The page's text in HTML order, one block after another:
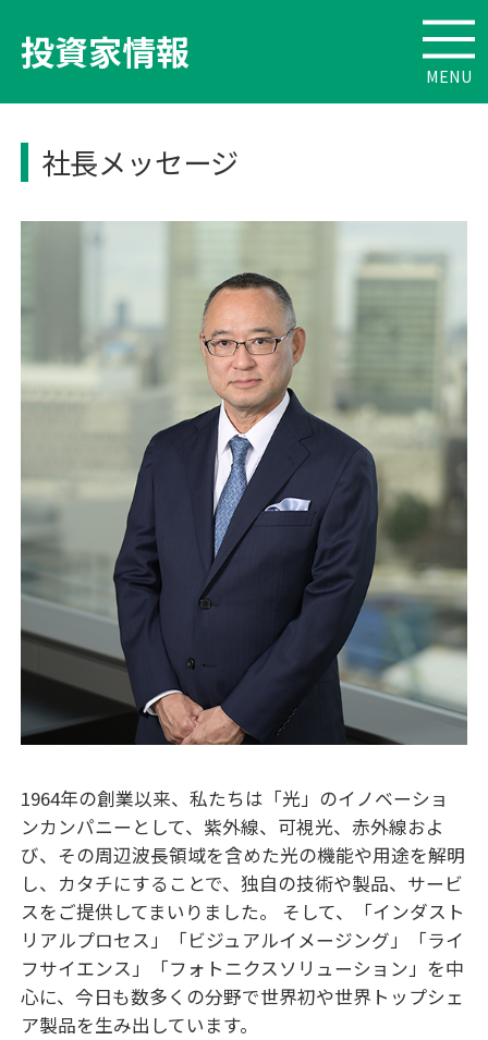
投資家情報
社長メッセージ
1964年の創業以来、私たちは「光」のイノベーショ
ンカンパニーとして、紫外線、可視光、赤外線およ
び、その周辺波長領域を含めた光の機能や用途を解明
し、カタチにすることで、独自の技術や製品、サービ
スをご提供してまいりました。 そして、「インダスト
リアルプロセス」「ビジュアルイメージング」「ライ
フサイエンス」「フォトニクスソリューション」を中
心に、今日も数多くの分野で世界初や世界トップシェ
ア製品を生み出しています。